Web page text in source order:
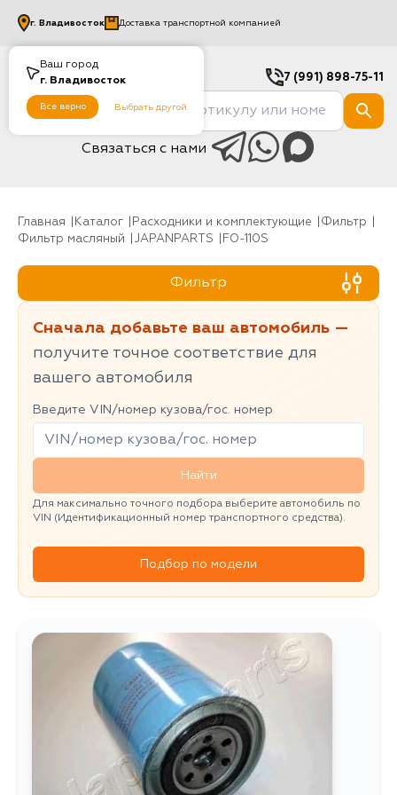
Ваш город
г. Владивосток
Все верно Выбрать другой
г. Владивосток Доставка транспортной компанией
7 (991) 898-75-11
Связаться с нами
Главная Каталог Расходники и комплектующие
фильтр
Фильтр масляный
JAPANPARTS FO-110S
Фильтр
Сначала добавьте ваш автомобиль —
получите точное соответствие для
вашего автомобиля
Введите VIN/номер кузова/гос. номер
Найти
Для максимально точного подбора выберите автомобиль по
VIN (Идентификационный номер транспортного средства).
Подбор по модели